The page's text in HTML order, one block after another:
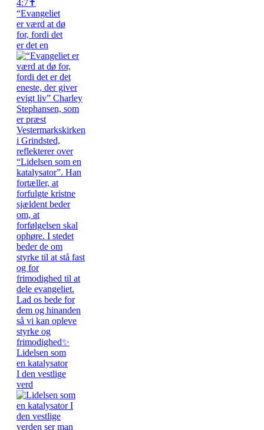
“Evangeliet
er værd at dø
for, fordi det
er det en
Lidelsen som
en katalysator
I den vestlige
verd